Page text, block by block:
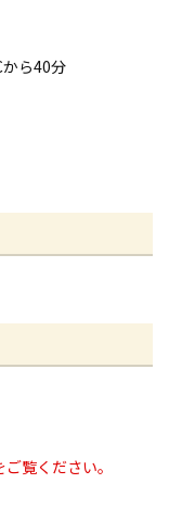
ら40分
覧ください。